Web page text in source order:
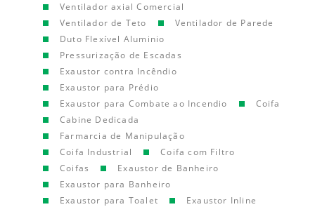
Ventilador axial Comercial
Ventilador de Teto
Ventilador de Parede
Duto Flexível Aluminio
Pressurização de Escadas
Exaustor contra Incêndio
Exaustor para Prédio
Exaustor para Combate ao Incendio
Coifa
Cabine Dedicada
Farmarcia de Manipulação
Coifa Industrial
Coifa com Filtro
Coifas
Exaustor de Banheiro
Exaustor para Banheiro
Exaustor para Toalet
Exaustor Inline